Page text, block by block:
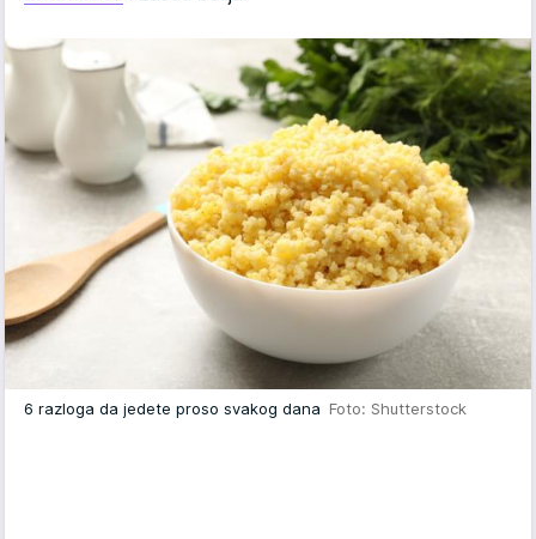
6 razloga da jedete proso svakog dana Foto: Shutterstock